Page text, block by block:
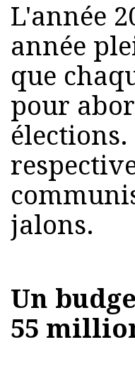
L'année
année
que
pour
jalons.
Un
55